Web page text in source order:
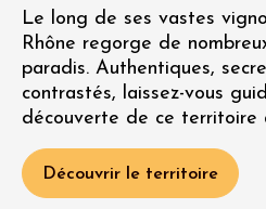
Le long de ses vastes
Rhône regorge de
paradis. Authentiques,
contrastés, laissez-vous
découverte de ce territoire
Découvrir le territoire